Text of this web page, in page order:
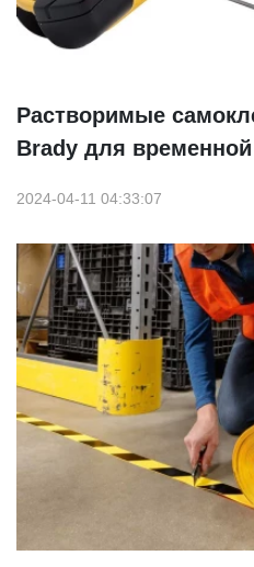
Растворимые
Brady для
2024-04-11 04:33:07